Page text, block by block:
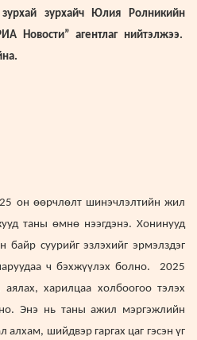
зурхайч Юлия Ролникийн
Новости” агентлаг нийтэлжээ.
он өөрчлөлт шинэчлэлтийн жил
таны өмнө нээгдэнэ. Хонинууд
суурийг эзлэхийг эрмэлздэг
ч бэхжүүлэх болно. 2025
харилцаа холбоогоо тэлэх
Энэ нь таны ажил мэргэжлийн
шийдвэр гаргах цаг гэсэн үг